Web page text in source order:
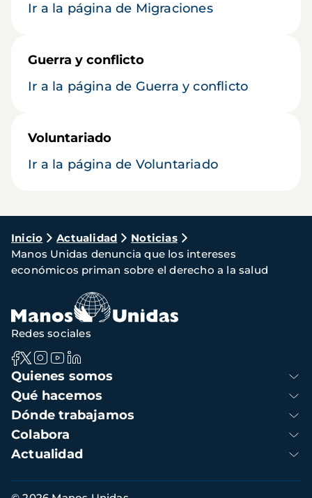
Ir a la página de Migraciones
Guerra y conflicto
Ir a la página de Guerra y conflicto
Voluntariado
Ir a la página de Voluntariado
Ruta
de
navegación
Inicio Actualidad
Noticias
Manos Unidas denuncia que los intereses
económicos priman sobre el derecho a la salud
Navegación
principal
Quienes somos
Qué hacemos
Dónde trabajamos
Colabora
Actualidad
Redes sociales